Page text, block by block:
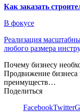
Как заказать
В фокусе
Реализация
любого размера
Почему бизнесу
Продвижение бизнеса
преимуществ…
Поделиться
FacebookTwitter